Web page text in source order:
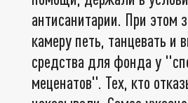
антисанитарии. При этом
камеру петь, танцевать и
средства для фонда у
меценатов". Тех, кто